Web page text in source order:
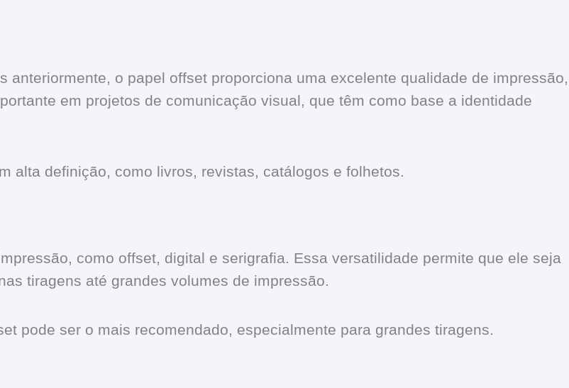
o papel offset proporciona uma excelente qualidade de impressão,
em projetos de comunicação visual, que têm como base a identidade
alta definição, como livros, revistas, catálogos e folhetos.
como offset, digital e serigrafia. Essa versatilidade permite que ele seja
tiragens até grandes volumes de impressão.
pode ser o mais recomendado, especialmente para grandes tiragens.